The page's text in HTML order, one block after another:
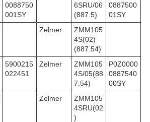
0088750
001SY
6SRU/06
(887.5)
0887500
01SY
Zelmer
ZMM105
4S(02)
(887.54)
5900215
022451
Zelmer
ZMM105
4S/05(88
7.54)
P0Z0000
0887540
00SY
Zelmer
ZMM105
4SRU(02
)